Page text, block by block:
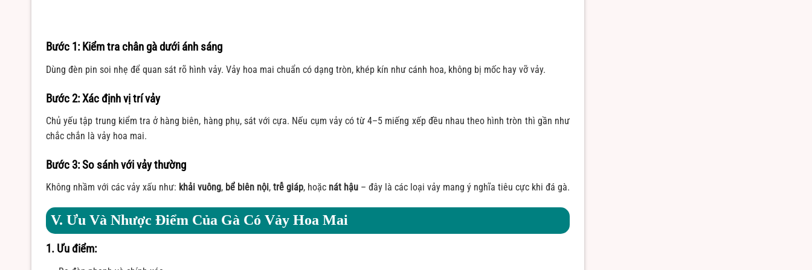
Bước 1: Kiểm tra chân gà dưới ánh sáng
Dùng đèn pin soi nhẹ để quan sát rõ hình vảy. Vảy hoa mai chuẩn có dạng tròn, khép kín như cánh hoa, không bị mốc hay vỡ vảy.
Bước 2: Xác định vị trí vảy
Chủ yếu tập trung kiểm tra ở hàng biên, hàng phụ, sát với cựa. Nếu cụm vảy có từ 4–5 miếng xếp đều nhau theo hình tròn thì gần như
chắc chắn là vảy hoa mai.
Bước 3: So sánh với vảy thường
Không nhầm với các vảy xấu như: khải vuông, bể biên nội, trễ giáp, hoặc nát hậu – đây là các loại vảy mang ý nghĩa tiêu cực khi đá gà.
V. Ưu Và Nhược Điểm Của Gà Có Vảy Hoa Mai
1. Ưu điểm: